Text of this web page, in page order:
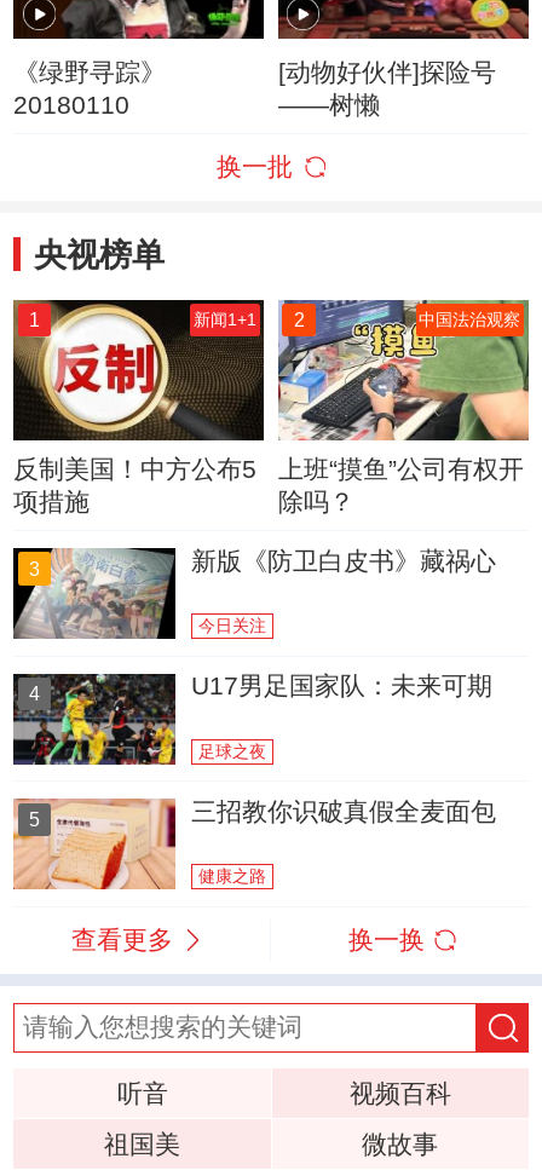
《绿野寻踪》
20180110
[动物好伙伴]探险号
——树懒
换一批
央视榜单
1 新闻1+1
反制美国！中方公布5
项措施
2 中国法治观察
上班“摸鱼”公司有权开
除吗？
3 新版《防卫白皮书》藏祸心
今日关注
4 U17男足国家队：未来可期
足球之夜
5 三招教你识破真假全麦面包
健康之路
查看更多 换一换
听音
视频百科
祖国美
微故事